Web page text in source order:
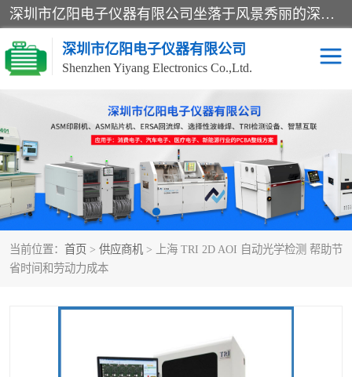
深圳市亿阳电子仪器有限公司坐落于风景秀丽的深圳市光明区，集SMT设备销售务为一体，努力为客户提供电子装配解决方案。与行业**SMT设备厂商：ASM（印刷机，锡膏检查机，贴片机），德国ERSA（爱莎）建立了稳固的代理合作关系，销售的设备一直保持**电子装配行业未来发展方向，能够满足客户各种繁杂产品的生产应用。
深圳市亿阳电子仪器有限公司
Shenzhen Yiyang Electronics Co.,Ltd.
当前位置： 首页 > 供应商机 > 上海 TRI 2D AOI 自动光学检测 帮助节
省时间和劳动力成本
SX全自动高速贴片机 E系列中速贴片机
NeoHorizon全自动锡膏印
刷机
选择性波峰焊
VERSAFLOW-335
回流焊HOTFLOW 3/20e 波峰焊
BGA返修台HR600/2 自动光学检测TR7700QE
TX 全自动高速贴片机